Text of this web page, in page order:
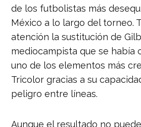
de los futbolistas más
México a lo largo del torneo.
atención la sustitución de
mediocampista que se había
uno de los elementos más
Tricolor gracias a su
peligro entre líneas.
Aunque el resultado no